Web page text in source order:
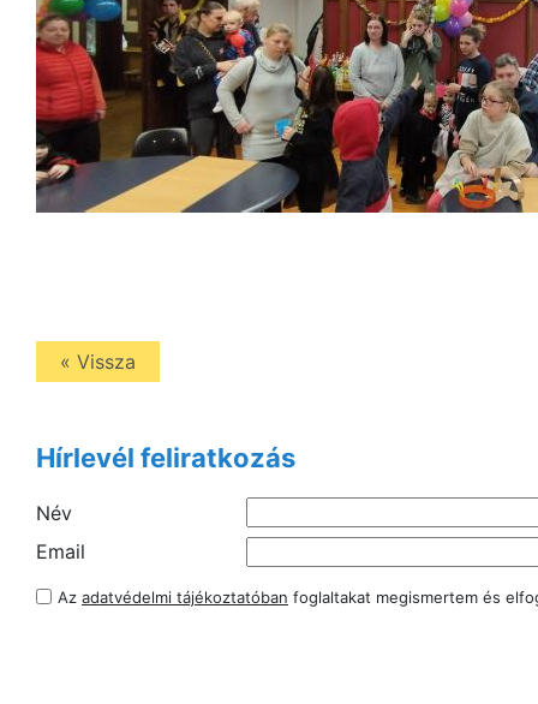
« Vissza
Hírlevél feliratkozás
Név
Email
Az adatvédelmi tájékoztatóban foglaltakat megismertem és